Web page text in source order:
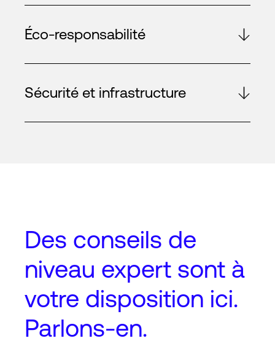
Éco-responsabilité
Sécurité et infrastructure
Des conseils de
niveau expert sont à
votre disposition ici.
Parlons-en.